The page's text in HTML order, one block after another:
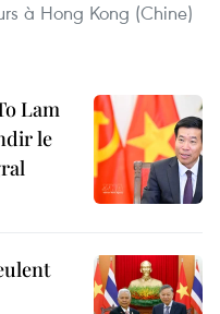
à Hong Kong (Chine)
Lam
le